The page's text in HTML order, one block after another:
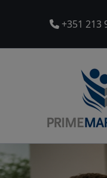
+351
INICIO
CLIENTES E
SERVIÇOS